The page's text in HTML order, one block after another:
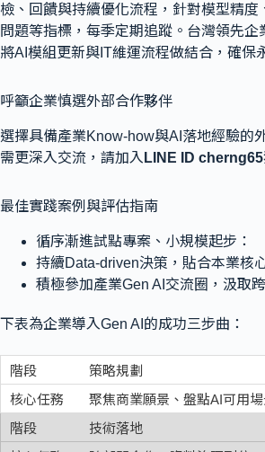
檢、回饋與持續優化流程，針對模型精度
問題等指標，每季定期追蹤。台灣領先企
將AI模組更新與IT維運流程做結合，確保
呼籲企業慎選外部合作夥伴
選擇具備產業Know-how與AI落地經驗的
需更深入交流，請加入 LINE ID cherng65
最佳實踐案例與評估指南
循序漸進試點專案、小規模起步：
持續Data-driven決策，貼合本業核
積極參加產業Gen AI交流圈，汲取
下表為企業導入Gen AI的成功三步曲：
策略規劃
聚焦商業願景、盤點AI可用場
技術落地